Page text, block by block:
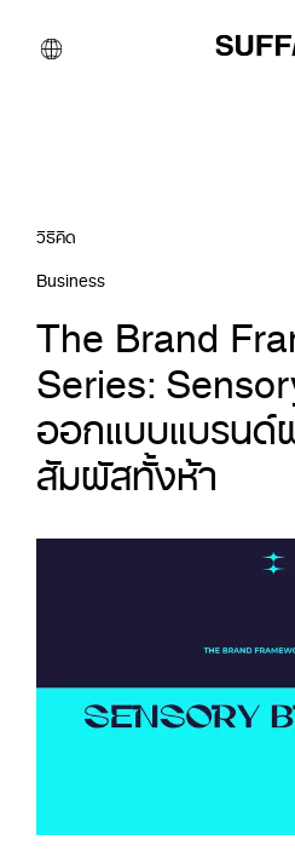
วิธีคิด
Business
The Brand
Series:
ออกแบบแบรนด์
สัมผัสทั้งห้า